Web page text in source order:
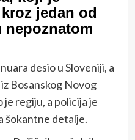
jedan od
nepoznatom
desio u Sloveniji, a
Bosanskog Novog
regiju, a policija je
šokantne detalje.